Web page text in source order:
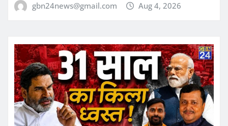
gbn24news@gmail.com Aug 4, 2026